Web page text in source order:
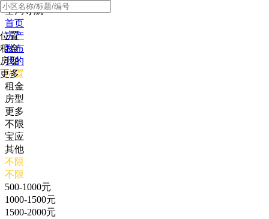
全局导航
首页
房产
发布
我的
位置
租金
房型
更多
位置
租金
房型
更多
不限
宝应
其他
不限
不限
500-1000元
1000-1500元
1500-2000元